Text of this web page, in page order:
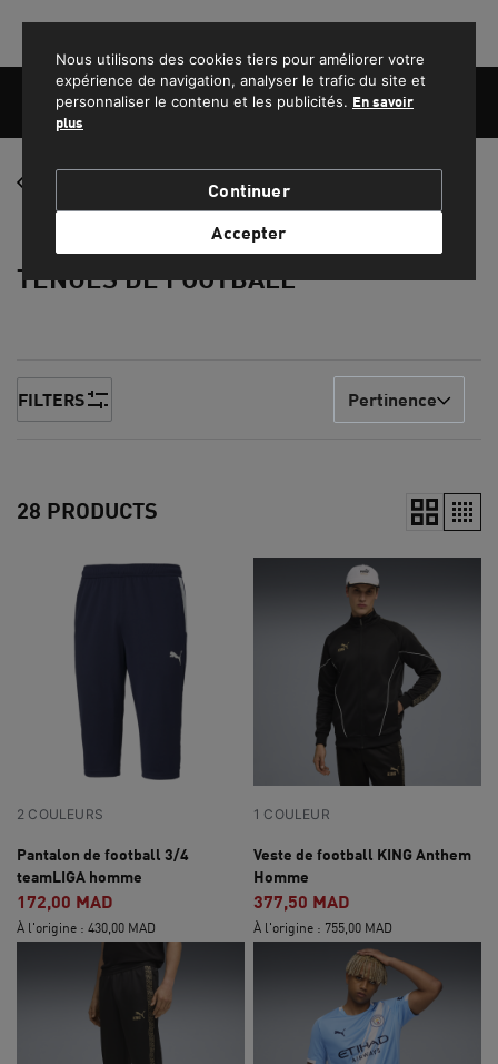
ENFANT
LIFESTYLE
PROMOS
TENUES DE FOOTBALL
FILTERS Pertinence
28 PRODUCTS
2 COULEURS
Pantalon de football 3/4
teamLIGA homme
172,00 MAD
À l'origine : 430,00 MAD
1 COULEUR
Veste de football KING Anthem
Homme
377,50 MAD
À l'origine : 755,00 MAD
Nous utilisons des cookies tiers pour améliorer votre
expérience de navigation, analyser le trafic du site et
personnaliser le contenu et les publicités. En savoir
plus
Continuer
Accepter